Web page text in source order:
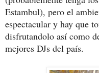
Estambul), pero el
espectacular y hay que
disfrutandolo así como
mejores DJs del país.